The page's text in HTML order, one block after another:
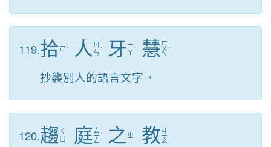
119.拾ㄕ ˊ 人 ㄖ
ㄣ ˊ 牙 ㄧ
ㄚ ˊ 慧ㄏ
ㄨ
ㄟ
ˋ
抄襲別人的語言文字。
120.趨 ㄑ
庭ㄊ
ㄧ
ㄥ
ˊ 之 ㄓ 教 ㄐ
ㄧ
ㄠ